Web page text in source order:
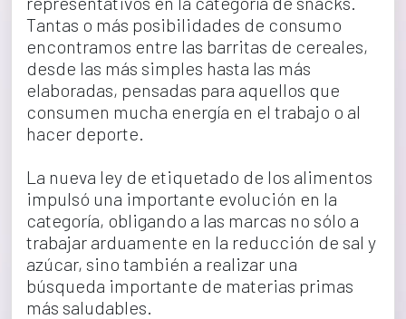
Tantas o más posibilidades de consumo
encontramos entre las barritas de cereales,
desde las más simples hasta las más
elaboradas, pensadas para aquellos que
consumen mucha energía en el trabajo o al
hacer deporte.
La nueva ley de etiquetado de los alimentos
impulsó una importante evolución en la
categoría, obligando a las marcas no sólo a
trabajar arduamente en la reducción de sal y
azúcar, sino también a realizar una
búsqueda importante de materias primas
más saludables.